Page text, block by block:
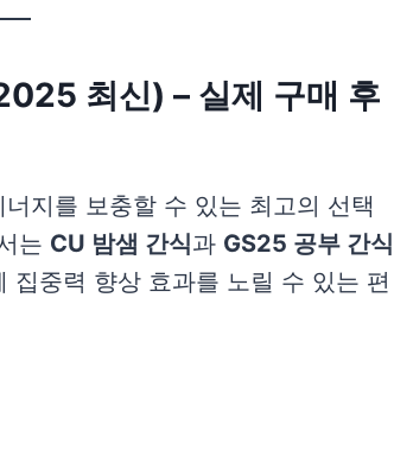
최신) – 실제 구매 후
지를 보충할 수 있는 최고의 선택
는 CU 밤샘 간식과 GS25 공부 간식
집중력 향상 효과를 노릴 수 있는 편